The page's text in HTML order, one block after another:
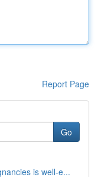
Report Page
Go
is well-e...